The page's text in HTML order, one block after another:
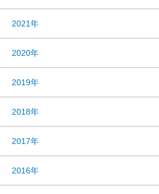
2021年
2020年
2019年
2018年
2017年
2016年